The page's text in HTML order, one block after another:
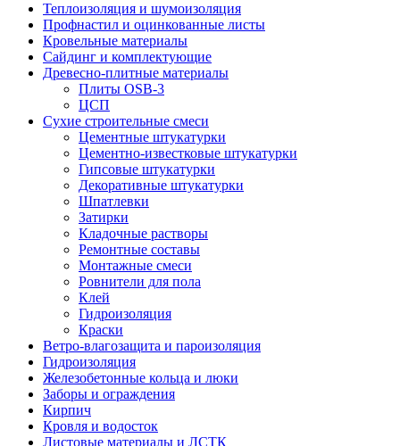
Теплоизоляция и шумоизоляция
Профнастил и оцинкованные листы
Кровельные материалы
Сайдинг и комплектующие
Древесно-плитные материалы
Плиты OSB-3
ЦСП
Сухие строительные смеси
Цементные штукатурки
Цементно-известковые штукатурки
Гипсовые штукатурки
Декоративные штукатурки
Шпатлевки
Затирки
Кладочные растворы
Ремонтные составы
Монтажные смеси
Ровнители для пола
Клей
Гидроизоляция
Краски
Ветро-влагозащита и пароизоляция
Гидроизоляция
Железобетонные кольца и люки
Заборы и ограждения
Кирпич
Кровля и водосток
Листовые материалы и ЛСТК